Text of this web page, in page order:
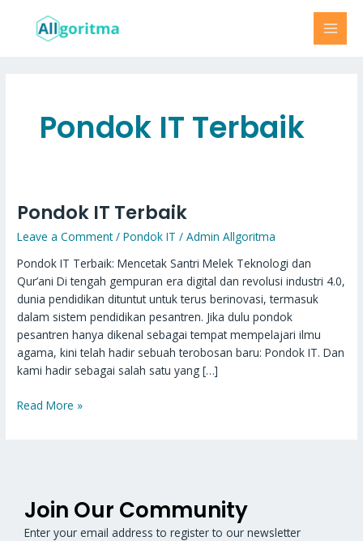
Pondok IT Terbaik
Pondok IT Terbaik
Leave a Comment /Pondok IT /Admin Allgoritma
Pondok IT Terbaik: Mencetak Santri Melek Teknologi dan
Qur’ani Di tengah gempuran era digital dan revolusi industri 4.0,
dunia pendidikan dituntut untuk terus berinovasi, termasuk
dalam sistem pendidikan pesantren. Jika dulu pondok
pesantren hanya dikenal sebagai tempat mempelajari ilmu
agama, kini telah hadir sebuah terobosan baru: Pondok IT. Dan
kami hadir sebagai salah satu yang […]
Pondok
Terbaik
Read More »
Join Our Community
Enter your email address to register to our newsletter